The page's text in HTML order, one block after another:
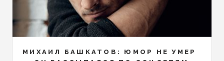
МИХАИЛ БАШКАТОВ: ЮМОР НЕ УМЕР